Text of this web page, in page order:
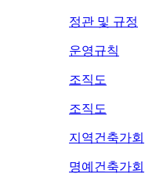
정관 및 규정
운영규칙
조직도
조직도
지역건축가회
명예건축가회